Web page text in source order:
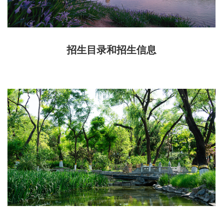
招生目录和招生信息